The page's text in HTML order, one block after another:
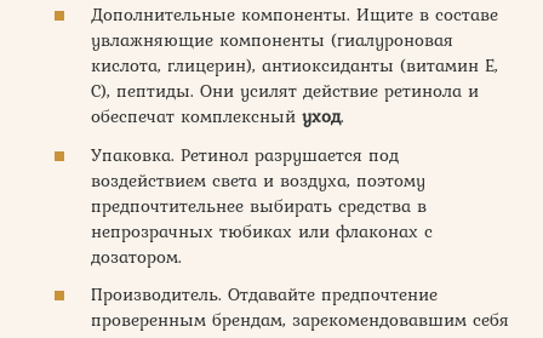
Дополнительные компоненты. Ищите в составе
увлажняющие компоненты (гиалуроновая
кислота, глицерин), антиоксиданты (витамин Е,
С), пептиды. Они усилят действие ретинола и
обеспечат комплексный уход.
Упаковка. Ретинол разрушается под
воздействием света и воздуха, поэтому
предпочтительнее выбирать средства в
непрозрачных тюбиках или флаконах с
дозатором.
Производитель. Отдавайте предпочтение
проверенным брендам, зарекомендовавшим себя